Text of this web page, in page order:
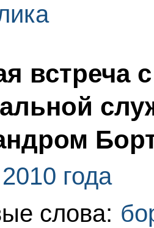
встреча
года
слова: